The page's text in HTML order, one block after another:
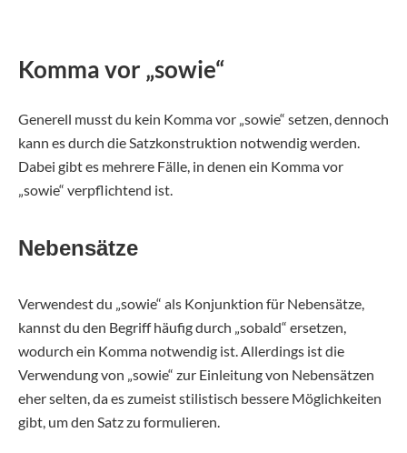
Komma vor „sowie“
Generell musst du kein Komma vor „sowie“ setzen, dennoch
kann es durch die Satzkonstruktion notwendig werden.
Dabei gibt es mehrere Fälle, in denen ein Komma vor
„sowie“ verpflichtend ist.
Nebensätze
Verwendest du „sowie“ als Konjunktion für Nebensätze,
kannst du den Begriff häufig durch „sobald“ ersetzen,
wodurch ein Komma notwendig ist. Allerdings ist die
Verwendung von „sowie“ zur Einleitung von Nebensätzen
eher selten, da es zumeist stilistisch bessere Möglichkeiten
gibt, um den Satz zu formulieren.